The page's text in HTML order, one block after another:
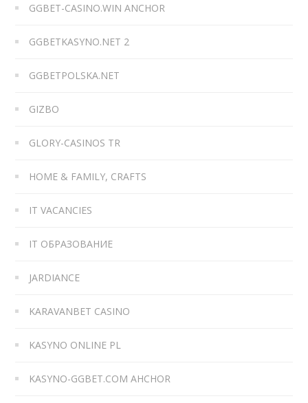
GGBET-CASINO.WIN ANCHOR
GGBETKASYNO.NET 2
GGBETPOLSKA.NET
GIZBO
GLORY-CASINOS TR
HOME & FAMILY, CRAFTS
IT VACANCIES
IT ОБРАЗОВАНИЕ
JARDIANCE
KARAVANBET CASINO
KASYNO ONLINE PL
KASYNO-GGBET.COM AHCHOR